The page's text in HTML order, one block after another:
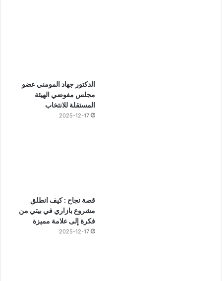
الدكتور جهاد المومني عضو
مجلس مفوضي الهيئة
المستقلة للانتخاب
2025-12-17
قصة نجاح : كيف انطلق
مشروع بازاري في بيتي من
فكرة إلى علامة مميزة
2025-12-17